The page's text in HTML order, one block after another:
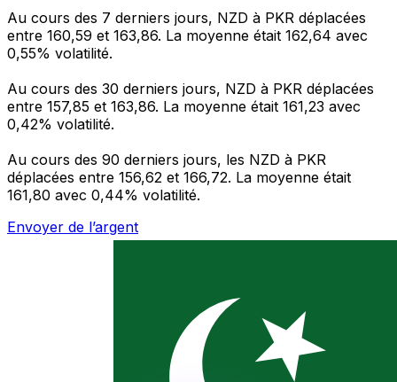
Au cours des 7 derniers jours, NZD à PKR déplacées
entre 160,59 et 163,86. La moyenne était 162,64 avec
0,55% volatilité.
Au cours des 30 derniers jours, NZD à PKR déplacées
entre 157,85 et 163,86. La moyenne était 161,23 avec
0,42% volatilité.
Au cours des 90 derniers jours, les NZD à PKR
déplacées entre 156,62 et 166,72. La moyenne était
161,80 avec 0,44% volatilité.
Envoyer de l’argent
L'application Xe réunit toutes les fonctionnalités
nécessaires pour vos transferts d'argent internationaux
et la gestion de vos devises. Convertissez des devises,
programmez des alertes de taux et transférez de